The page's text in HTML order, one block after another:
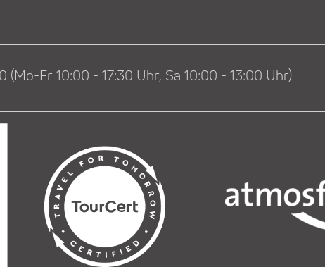
(Mo-Fr 10:00 - 17:30 Uhr, Sa 10:00 - 13:00 Uhr)